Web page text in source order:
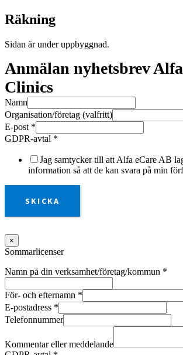
Räkning
Sidan är under uppbyggnad.
Anmälan nyhetsbrev
Clinics
Namn
Organisation/företag (valfritt)
E-post *
GDPR-avtal *
Jag samtycker till att Alfa eCare AB
information så att de kan svara på min
SKICKA
×
Sommarlicenser
Namn på din verksamhet/företag/kommun *
För- och efternamn *
E-postadress *
Telefonnummer
Kommentar eller meddelande